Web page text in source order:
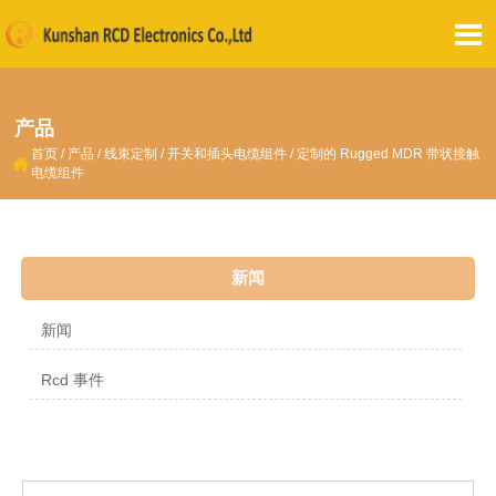

产品
 首页 / 产品 /线束定制 /开关和插头电缆组件 / 定制的 Rugged MDR 带状接触
电缆组件
新闻
新闻
Rcd 事件